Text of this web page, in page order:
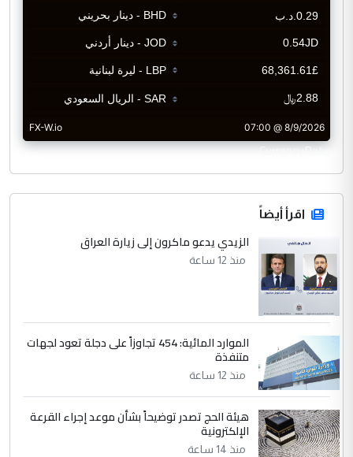
CurrencyRate
اقرأ أيضاً
الزيدي يدعو ماكرون إلى زيارة العراق
منذ 12 ساعة
الموارد المائية: 454 تجاوزاً على دجلة تعود لجهات
متنفذة
منذ 12 ساعة
هيئة الحج تصدر توضيحاً بشأن موعد إجراء القرعة
الإلكترونية
منذ 14 ساعة